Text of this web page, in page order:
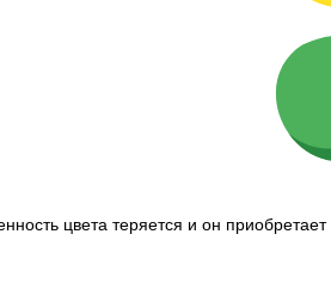
цвета теряется и он